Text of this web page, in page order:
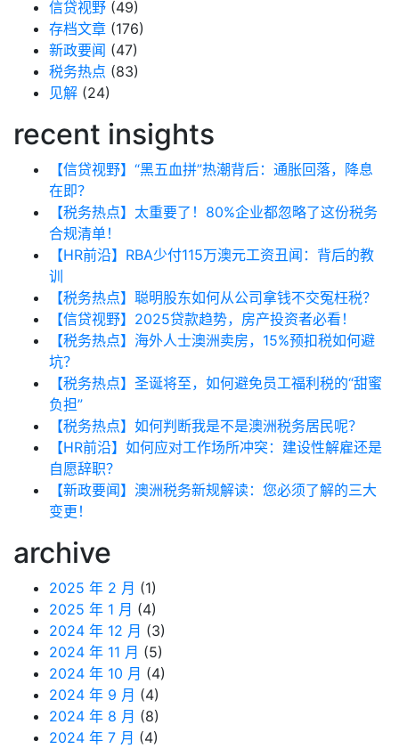
信贷视野 (49)
存档文章 (176)
新政要闻 (47)
税务热点 (83)
见解 (24)
recent insights
【信贷视野】“黑五血拼”热潮背后：通胀回落，降息
在即？
【税务热点】太重要了！80%企业都忽略了这份税务
合规清单！
【HR前沿】RBA少付115万澳元工资丑闻：背后的教
训
【税务热点】聪明股东如何从公司拿钱不交冤枉税？
【信贷视野】2025贷款趋势，房产投资者必看！
【税务热点】海外人士澳洲卖房，15%预扣税如何避
坑？
【税务热点】圣诞将至，如何避免员工福利税的“甜蜜
负担”
【税务热点】如何判断我是不是澳洲税务居民呢？
【HR前沿】如何应对工作场所冲突：建设性解雇还是
自愿辞职？
【新政要闻】澳洲税务新规解读：您必须了解的三大
变更！
archive
2025 年 2 月 (1)
2025 年 1 月 (4)
2024 年 12 月 (3)
2024 年 11 月 (5)
2024 年 10 月 (4)
2024 年 9 月 (4)
2024 年 8 月 (8)
2024 年 7 月 (4)